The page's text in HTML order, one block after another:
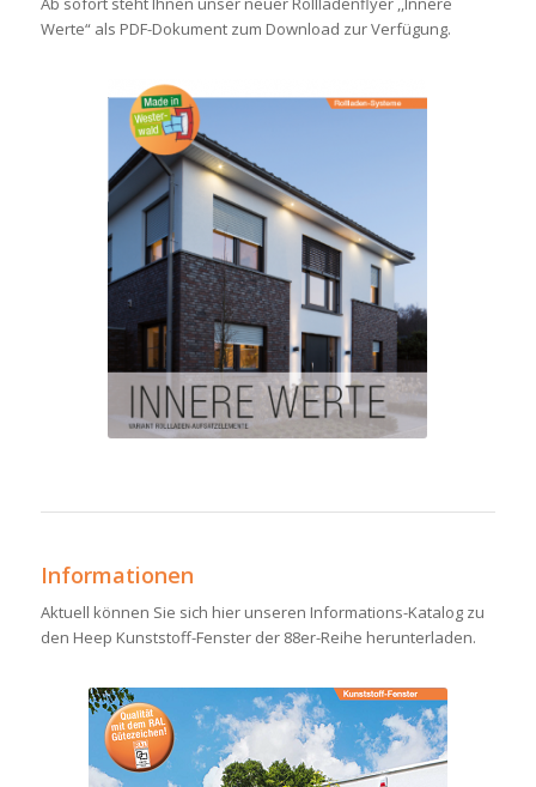
Werte“ als PDF-Dokument zum Download zur Verfügung.
Informationen
Aktuell können Sie sich hier unseren Informations-Katalog zu
den Heep Kunststoff-Fenster der 88er-Reihe herunterladen.